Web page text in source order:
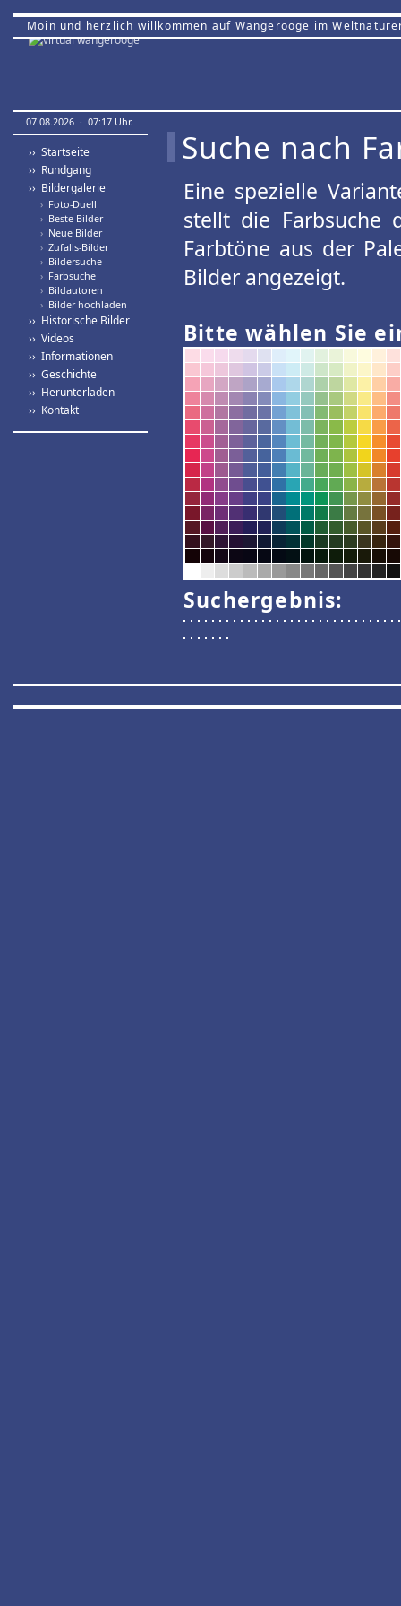
Moin und herzlich willkommen auf Wangerooge im
07.08.2026 · 07:17 Uhr.
›› Startseite
›› Rundgang
›› Bildergalerie
› Foto-Duell
› Beste Bilder
› Neue Bilder
› Zufalls-Bilder
› Bildersuche
› Farbsuche
› Bildautoren
› Bilder hochladen
›› Historische Bilder
›› Videos
›› Informationen
›› Geschichte
›› Herunterladen
›› Kontakt
Suche nach
Eine spezielle
stellt die Farbsuche
Farbtöne aus der
Bilder angezeigt.
Bitte wählen Sie
Suchergebnis: